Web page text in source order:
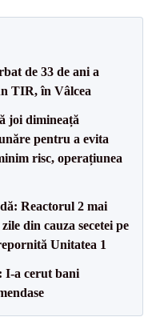
de 33 de ani a
TIR, în Vâlcea
joi dimineață
pentru a evita
risc, operațiunea
Reactorul 2 mai
din cauza secetei pe
Unitatea 1
I-a cerut bani